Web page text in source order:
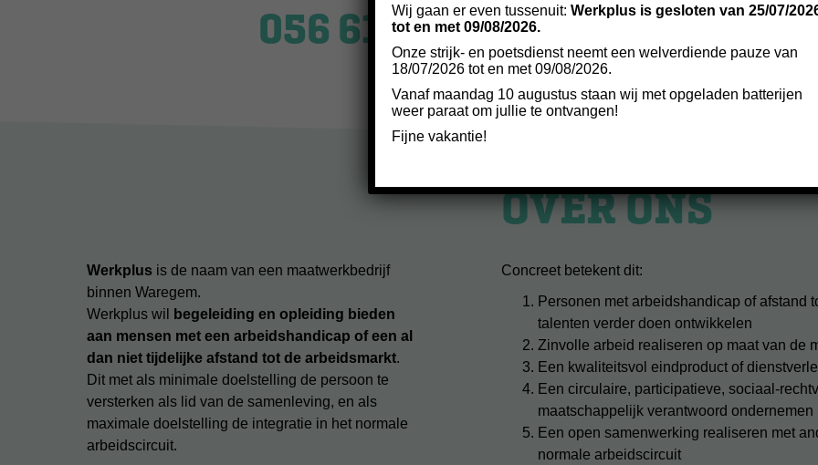
056 61 34 38|
OVER ONS
Werkplus is de naam van een maatwerkbedrijf
binnen Waregem.
Werkplus wil
begeleiding en opleiding bieden
aan mensen met een arbeidshandicap of een al
dan niet tijdelijke afstand tot de arbeidsmarkt.
Dit met als minimale doelstelling de persoon te
versterken als lid van de samenleving, en als
maximale doelstelling de integratie in het normale
arbeidscircuit.
Concreet betekent dit:
Personen met arbeidshandicap of afstand
talenten verder doen ontwikkelen
Zinvolle arbeid realiseren op maat van de
Een kwaliteitsvol eindproduct of
Een circulaire, participatieve, sociaal-
maatschappelijk verantwoord ondernemen
Een open samenwerking realiseren met
normale arbeidscircuit
Wij gaan er even tussenuit:Werkplus is gesloten van 25/07/
tot en met 09/08/2026.
Onze strijk- en poetsdienst neemt een welverdiende pauze van
18/07/2026 tot en met 09/08/2026.
Vanaf maandag 10 augustus staan wij met opgeladen batterijen
weer paraat om jullie te ontvangen!
Fijne vakantie!